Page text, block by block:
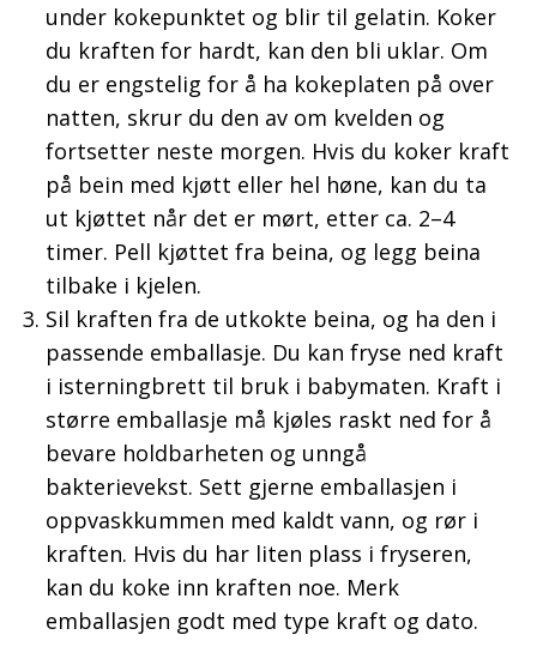
under kokepunktet og blir til gelatin. Koker
du kraften for hardt, kan den bli uklar. Om
du er engstelig for å ha kokeplaten på over
natten, skrur du den av om kvelden og
fortsetter neste morgen. Hvis du koker kraft
på bein med kjøtt eller hel høne, kan du ta
ut kjøttet når det er mørt, etter ca. 2–4
timer. Pell kjøttet fra beina, og legg beina
tilbake i kjelen.
Sil kraften fra de utkokte beina, og ha den i
passende emballasje. Du kan fryse ned kraft
i isterningbrett til bruk i babymaten. Kraft i
større emballasje må kjøles raskt ned for å
bevare holdbarheten og unngå
bakterievekst. Sett gjerne emballasjen i
oppvaskkummen med kaldt vann, og rør i
kraften. Hvis du har liten plass i fryseren,
kan du koke inn kraften noe. Merk
emballasjen godt med type kraft og dato.